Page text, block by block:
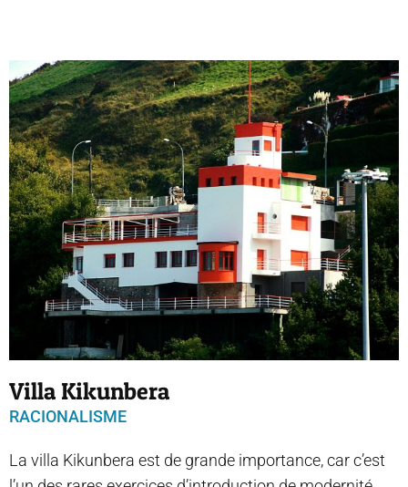
Villa Kikunbera
RACIONALISME
La villa Kikunbera est de grande importance, car c’est